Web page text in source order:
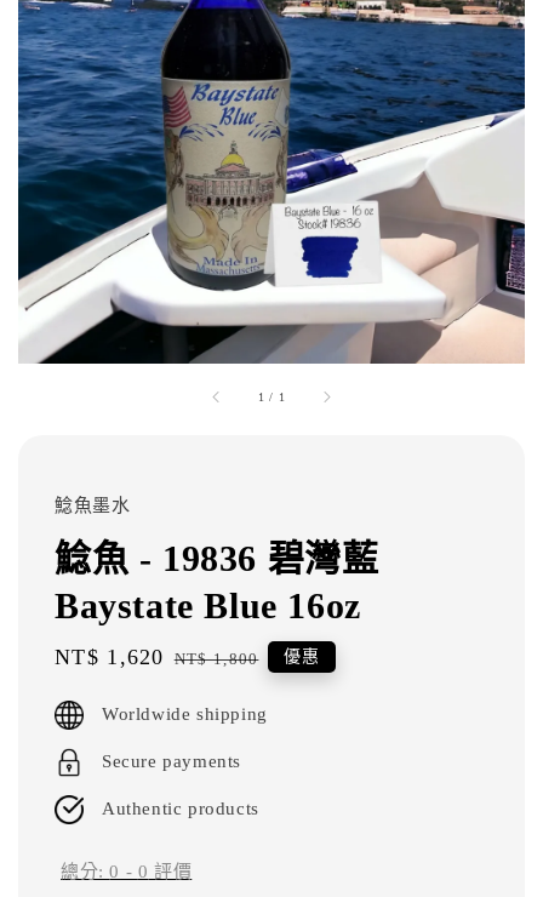
1 / 1
鯰魚墨水
鯰魚 - 19836 碧灣藍
Baystate Blue 16oz
Sale
NT$ 1,620 Regular
NT$ 1,800 優惠
Worldwide shipping
Secure payments
Authentic products
總分:0 - 0 評價